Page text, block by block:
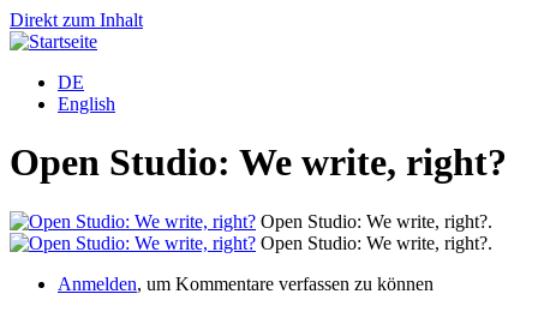
Direkt zum Inhalt
DE
English
Open Studio: We write, right?
Open Studio: We write, right?.
Open Studio: We write, right?.
Anmelden, um Kommentare verfassen zu können